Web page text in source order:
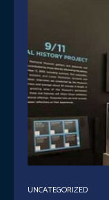
UNCATEGORIZED